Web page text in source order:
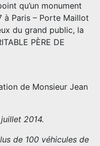
qu’un monument
à Paris – Porte Maillot
du grand public, la
PÈRE DE
de Monsieur Jean
2014.
de 100 véhicules de